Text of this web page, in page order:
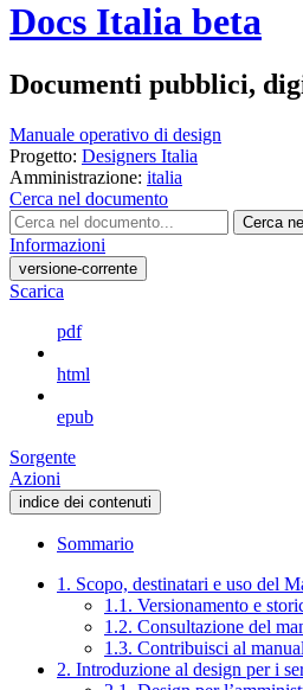
Docs Italia beta
Documenti pubblici,
Manuale operativo di design
Progetto: Designers Italia
Amministrazione: italia
Cerca nel documento
Cerca
Informazioni
versione-corrente
Scarica
pdf
html
epub
Sorgente
Azioni
indice dei contenuti
Sommario
1. Scopo, destinatari e uso del
1.1. Versionamento e
1.2. Consultazione del
1.3. Contribuisci al
2. Introduzione al design per i